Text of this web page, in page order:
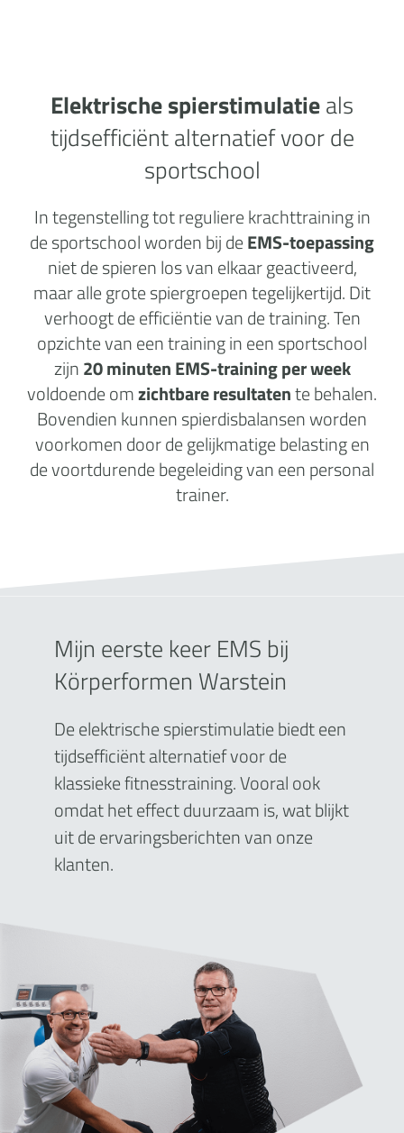
Elektrische spierstimulatieals
tijdsefficiënt alternatief voor de
sportschool
In tegenstelling tot reguliere krachttraining in
de sportschool worden bij deEMS-toepassing
niet de spieren los van elkaar geactiveerd,
maar alle grote spiergroepen tegelijkertijd. Dit
verhoogt de efficiëntie van de training. Ten
opzichte van een training in een sportschool
zijn20 minuten EMS-training per week
voldoende omzichtbare resultatente behalen.
Bovendien kunnen spierdisbalansen worden
voorkomen door de gelijkmatige belasting en
de voortdurende begeleiding van een personal
trainer.
Mijn eerste keer EMS bij
Körperformen Warstein
De elektrische spierstimulatie biedt een
tijdsefficiënt alternatief voor de
klassieke fitnesstraining. Vooral ook
omdat het effect duurzaam is, wat blijkt
uit de ervaringsberichten van onze
klanten.